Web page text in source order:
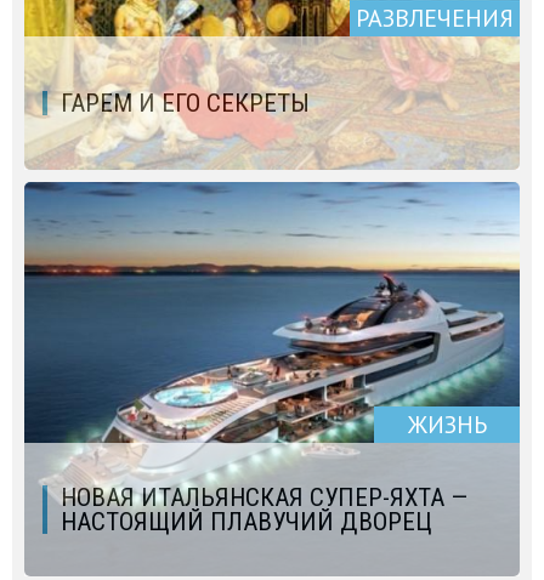
РАЗВЛЕЧЕНИЯ
ГАРЕМ И ЕГО СЕКРЕТЫ
ЖИЗНЬ
НОВАЯ ИТАЛЬЯНСКАЯ СУПЕР-ЯХТА —
НАСТОЯЩИЙ ПЛАВУЧИЙ ДВОРЕЦ